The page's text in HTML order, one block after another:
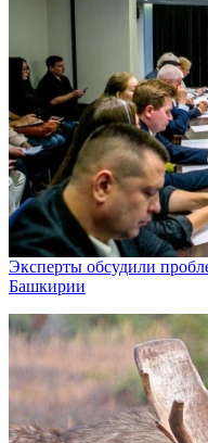
Эксперты обсудили
Башкирии